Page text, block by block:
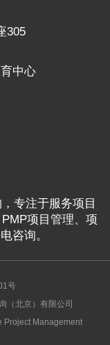
305
中心
专注于服务项目
PMP项目管理、项
咨询。
号
（北京）有限公司
Project Management